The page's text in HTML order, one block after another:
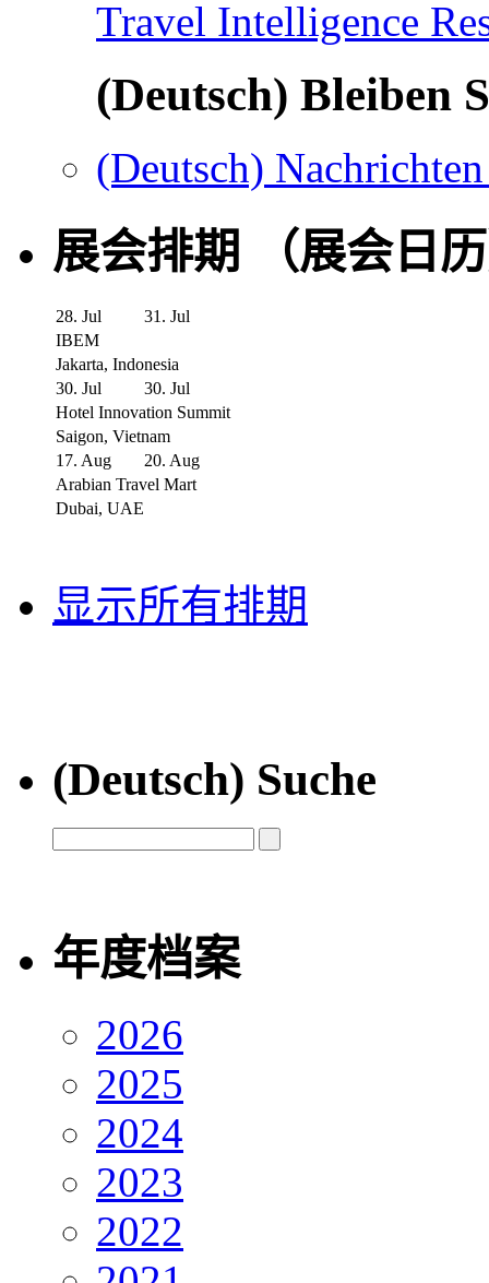
Travel Intelligence
(Deutsch) Bleiben
(Deutsch)
展会排期 （展会日
28. Jul
31. Jul
IBEM
Jakarta, Indonesia
30. Jul
30. Jul
Hotel Innovation Summit
Saigon, Vietnam
17. Aug
20. Aug
Arabian Travel Mart
Dubai, UAE
显示所有排期
(Deutsch) Suche
年度档案
2026
2025
2024
2023
2022